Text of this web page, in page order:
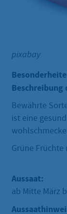
pixabay
Beschreibung
Bewährte
ist eine
Grüne
Aussaat:
ab Mitte März